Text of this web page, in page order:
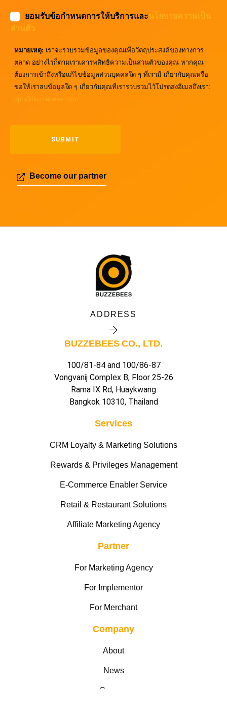
ยอมรับข้อกำหนดการให้บริการและนโยบายความเป็น
ส่วนตัว
หมายเหตุ: เราจะรวบรวมข้อมูลของคุณเพื่อวัตถุประสงค์ของทางการ
ตลาด อย่างไรก็ตามเราเคารพสิทธิความเป็นส่วนตัวของคุณ หากคุณ
ต้องการเข้าถึงหรือแก้ไขข้อมูลส่วนบุคคลใด ๆ ที่เรามี เกี่ยวกับคุณหรือ
ขอให้เราลบข้อมูลใด ๆ เกี่ยวกับคุณที่เรารวบรวมไว้โปรดส่งอีเมลถึงเรา:
dpo@buzzebees.com
Become our partner
ADDRESS
BUZZEBEES CO., LTD.
100/81-84 and 100/86-87
Vongvanij Complex B, Floor 25-26
Rama IX Rd, Huaykwang
Bangkok 10310, Thailand
Services
CRM Loyalty & Marketing Solutions
Rewards & Privileges Management
E-Commerce Enabler Service
Retail & Restaurant Solutions
Affiliate Marketing Agency
Partner
For Marketing Agency
For Implementor
For Merchant
Company
About
News
Careers